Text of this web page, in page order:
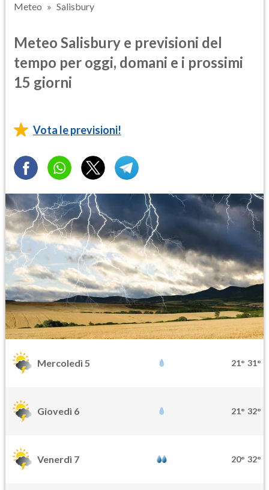
Meteo Salisbury
Meteo Salisbury e previsioni del
tempo per oggi, domani e i prossimi
15 giorni
Vota le previsioni!
Mercoledì 5 21° 31°
Giovedì 6 21° 32°
Venerdì 7 20° 32°